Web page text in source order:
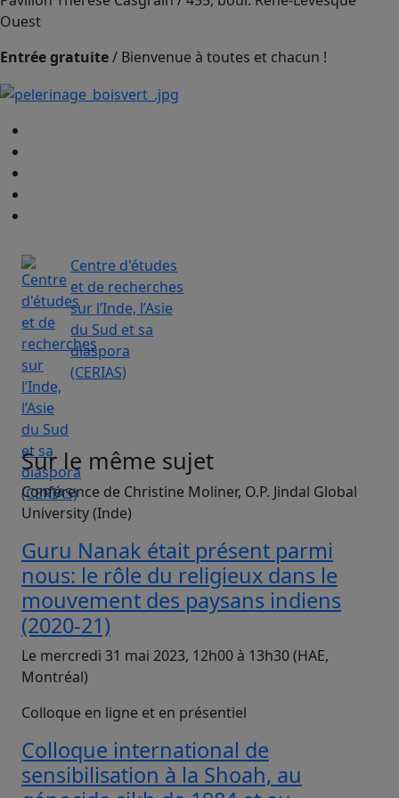
Ouest
Entrée gratuite/ Bienvenue à toutes et chacun !
Centre d'études
et de recherches
sur l’Inde, l’Asie
du Sud et sa
diaspora
(CERIAS)
Sur le même sujet
Conférence de Christine Moliner, O.P. Jindal Global
University (Inde)
Guru Nanak était présent parmi
nous: le rôle du religieux dans le
mouvement des paysans indiens
(2020-21)
Le mercredi 31 mai 2023, 12h00 à 13h30 (HAE,
Montréal)
Colloque en ligne et en présentiel
Colloque international de
sensibilisation à la Shoah, au